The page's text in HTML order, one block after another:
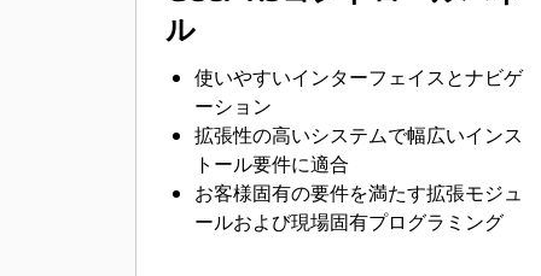
ル
使いやすいインターフェイスとナビゲ
ーション
拡張性の高いシステムで幅広いインス
トール要件に適合
お客様固有の要件を満たす拡張モジュ
ールおよび現場固有プログラミング